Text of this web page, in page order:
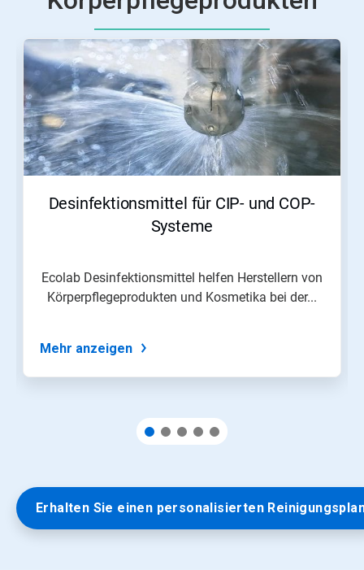
Dies
ist
Karussell.
Nutzen
Sie
die
Schaltflächen
Weiter
und
Punkten
einer
Desinfektionsmittel für CIP- und COP-
Systeme
Ecolab Desinfektionsmittel helfen Herstellern von
Körperpflegeprodukten und Kosmetika bei der...
Mehr anzeigen
Erhalten Sie einen personalisierten